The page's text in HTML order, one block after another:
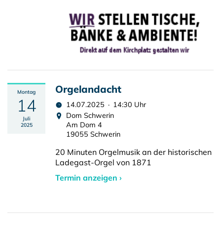
Montag
14
Juli
2025
Orgelandacht
14.07.2025 · 14:30 Uhr
Dom Schwerin
Am Dom 4
19055 Schwerin
20 Minuten Orgelmusik an der historischen
Ladegast-Orgel von 1871
Termin anzeigen ›